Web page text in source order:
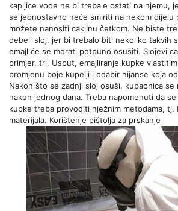
kapljice vode ne bi trebale ostati na njemu,
se jednostavno neće smiriti na nekom dijelu
možete nanositi caklinu četkom. Ne biste
debeli sloj, jer bi trebalo biti nekoliko takvih
emajl će se morati potpuno osušiti. Slojevi
primjer, tri. Usput, emajliranje kupke
promjenu boje kupelji i odabir nijanse koja
Nakon što se zadnji sloj osuši, kupaonica
nakon jednog dana. Treba napomenuti da
kupke treba provoditi nježnim metodama, tj.
materijala. Korištenje pištolja za prskanje